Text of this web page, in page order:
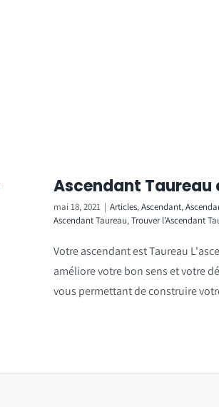
Ascendant
mai 18, 2021 | Articles,Ascendant,
Ascendant Taureau,Trouver l'Ascendant
Votre ascendant est Taureau
améliore votre bon sens et votre
vous permettant de construire